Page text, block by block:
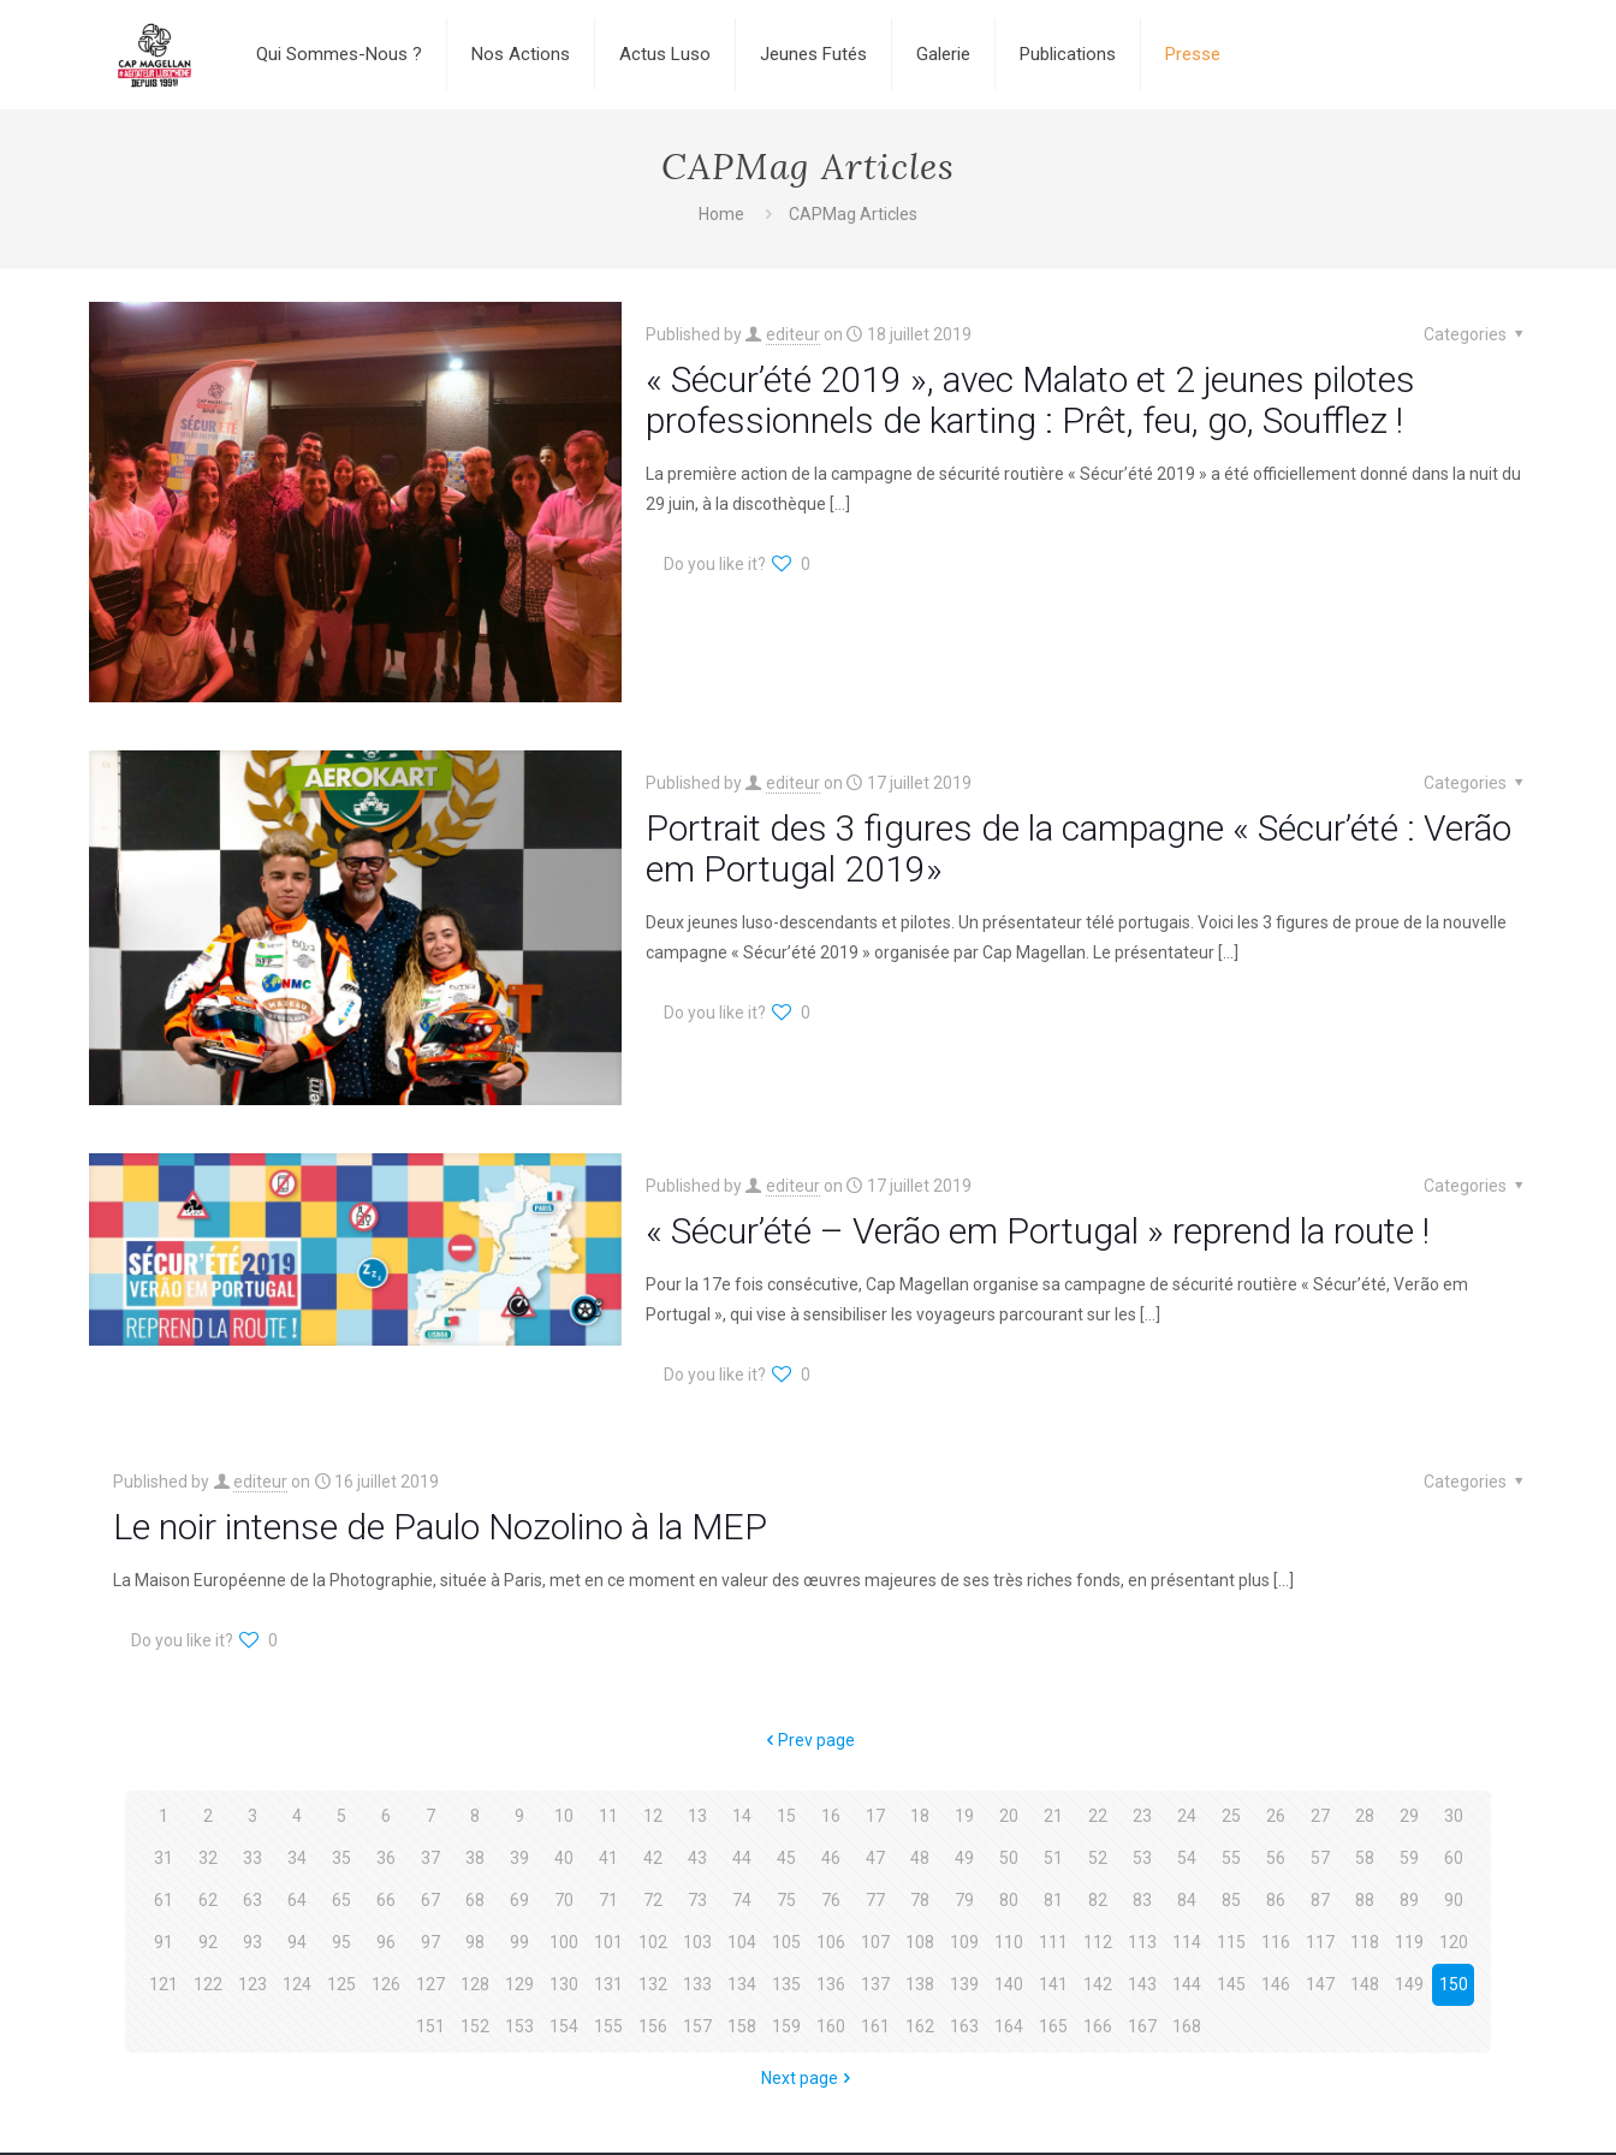
Qui Sommes-Nous ? Nos Actions Actus Luso Jeunes Futés Galerie Publications Presse
CAPMag Articles
Home CAPMag Articles
Published by editeur on 18 juillet 2019 Categories
« Sécur’été 2019 », avec Malato et 2 jeunes pilotes
professionnels de karting : Prêt, feu, go, Soufflez !
La première action de la campagne de sécurité routière « Sécur’été 2019 » a été officiellement donné dans la nuit du
29 juin, à la discothèque
Do you like it? 0
Published by editeur on 17 juillet 2019 Categories
Portrait des 3 figures de la campagne « Sécur’été : Verão
em Portugal 2019»
Deux jeunes luso-descendants et pilotes. Un présentateur télé portugais. Voici les 3 figures de proue de la nouvelle
campagne « Sécur’été 2019 » organisée par Cap Magellan. Le présentateur[…]
Do you like it? 0
Published by editeur on 17 juillet 2019 Categories
« Sécur’été – Verão em Portugal » reprend la route !
Pour la 17e fois consécutive, Cap Magellan organise sa campagne de sécurité routière « Sécur’été, Verão em
Portugal », qui vise à sensibiliser les voyageurs parcourant sur les […]
Do you like it? 0
Published by editeur on 16 juillet 2019 Categories
Le noir intense de Paulo Nozolino à la MEP
La Maison Européenne de la Photographie, située à Paris, met en ce moment en valeur des œuvres majeures de ses très riches fonds, en présentant plus […]
Do you like it? 0
Prev page
1 2 3 4 5 6 7 8 9 10 11 12 13 14 15 16 17 18 19 20 21 22 23 24 25 26 27 28 29 30
31 32 33 34 35 36 37 38 39 40 41 42 43 44 45 46 47 48 49 50 51 52 53 54 55 56 57 58 59 60
61 62 63 64 65 66 67 68 69 70 71 72 73 74 75 76 77 78 79 80 81 82 83 84 85 86 87 88 89 90
91 92 93 94 95 96 97 98 99 100 101 102 103 104 105 106 107 108 109 110 111 112 113 114 115 116 117 118 119 120
121 122 123 124 125 126 127 128 129 130 131 132 133 134 135 136 137 138 139 140 141 142 143 144 145 146 147 148 149 150
151 152 153 154 155 156 157 158 159 160 161 162 163 164 165 166 167 168
Next page